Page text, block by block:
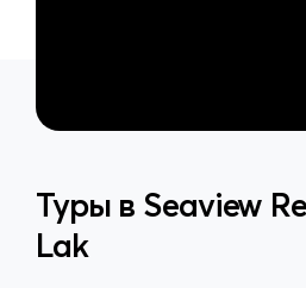
Туры в Seaview
Lak